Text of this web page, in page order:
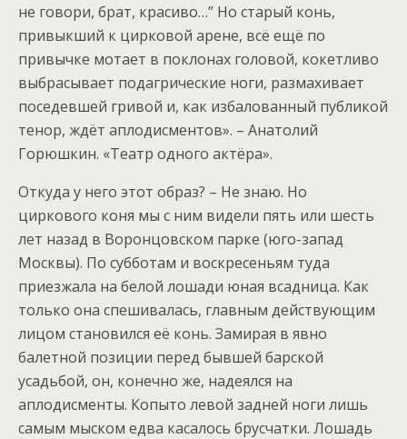
не говори, брат, красиво…” Но старый конь,
привыкший к цирковой арене, всё ещё по
привычке мотает в поклонах головой, кокетливо
выбрасывает подагрические ноги, размахивает
поседевшей гривой и, как избалованный публикой
тенор, ждёт аплодисментов». – Анатолий
Горюшкин. «Театр одного актёра».
Откуда у него этот образ? – Не знаю. Но
циркового коня мы с ним видели пять или шесть
лет назад в Воронцовском парке (юго-запад
Москвы). По субботам и воскресеньям туда
приезжала на белой лошади юная всадница. Как
только она спешивалась, главным действующим
лицом становился её конь. Замирая в явно
балетной позиции перед бывшей барской
усадьбой, он, конечно же, надеялся на
аплодисменты. Копыто левой задней ноги лишь
самым мыском едва касалось брусчатки. Лошадь